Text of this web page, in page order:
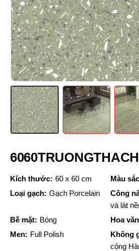
Kích thước: 60 x 60 cm Màu
Loại gạch: Gạch Porcelain Công
và lát
Bề mặt: Bóng Hoa
Men: Full Polish Không
cộng